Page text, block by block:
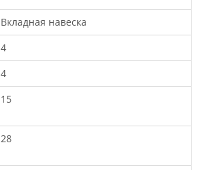
Вкладная навеска
4
4
15
28